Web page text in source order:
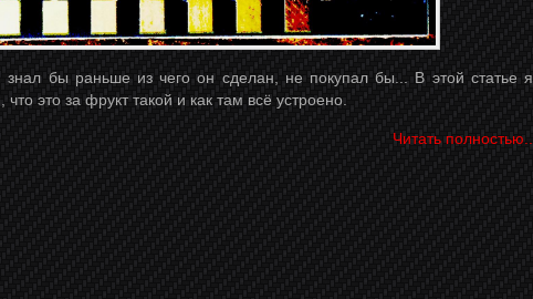
бы раньше из чего он сделан, не покупал бы... В этой статье я
это за фрукт такой и как там всё устроено.
Читать полностью..